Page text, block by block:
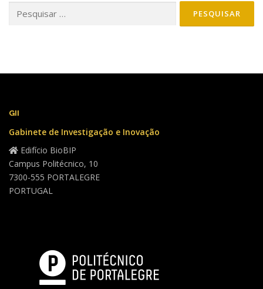
GII
Gabinete de Investigação e Inovação
Edifício BioBIP
Campus Politécnico, 10
7300-555 PORTALEGRE
PORTUGAL